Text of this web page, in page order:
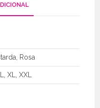
Rosa
XL, XXL